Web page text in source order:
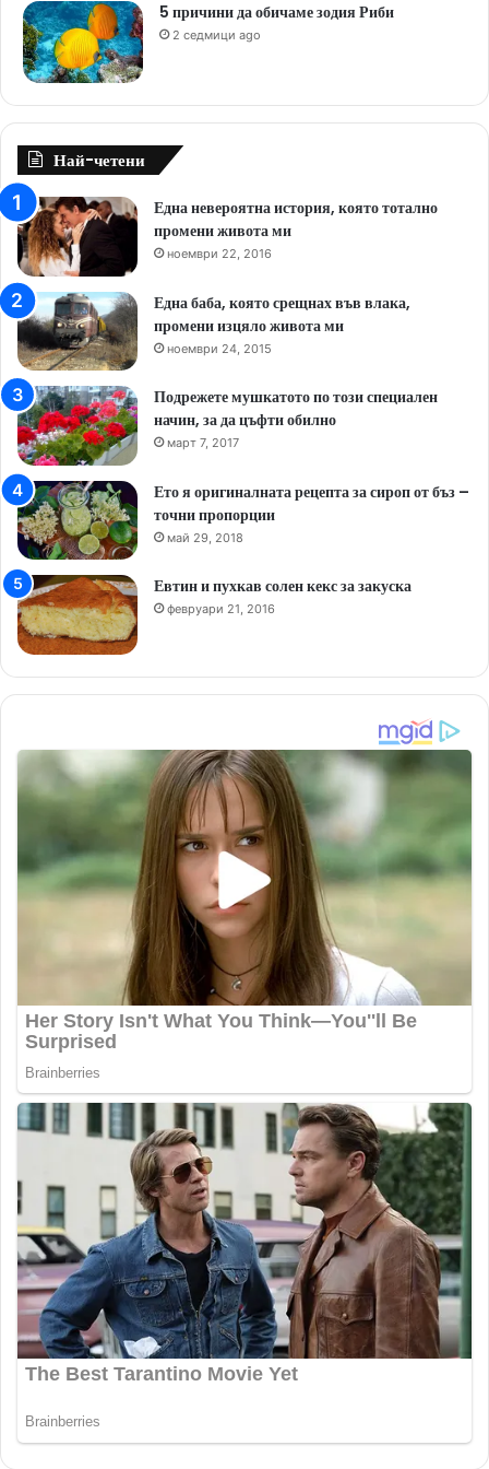
5 причини да обичаме зодия Риби
2 седмици ago
Най-четени
Една невероятна история, която тотално
промени живота ми
ноември 22, 2016
Една баба, която срещнах във влака,
промени изцяло живота ми
ноември 24, 2015
Подрежете мушкатото по този специален
начин, за да цъфти обилно
март 7, 2017
Ето я оригиналната рецепта за сироп от бъз –
точни пропорции
май 29, 2018
Евтин и пухкав солен кекс за закуска
февруари 21, 2016